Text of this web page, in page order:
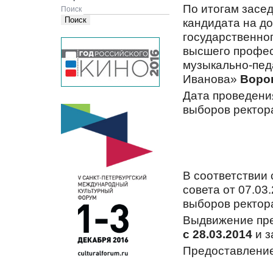
Поиск
По итогам
кандидата на
высшего
музыкально-
Иванова»
Дата
выборов
В
совета от
выборов
Выдвижение
с 28.03.2014 и